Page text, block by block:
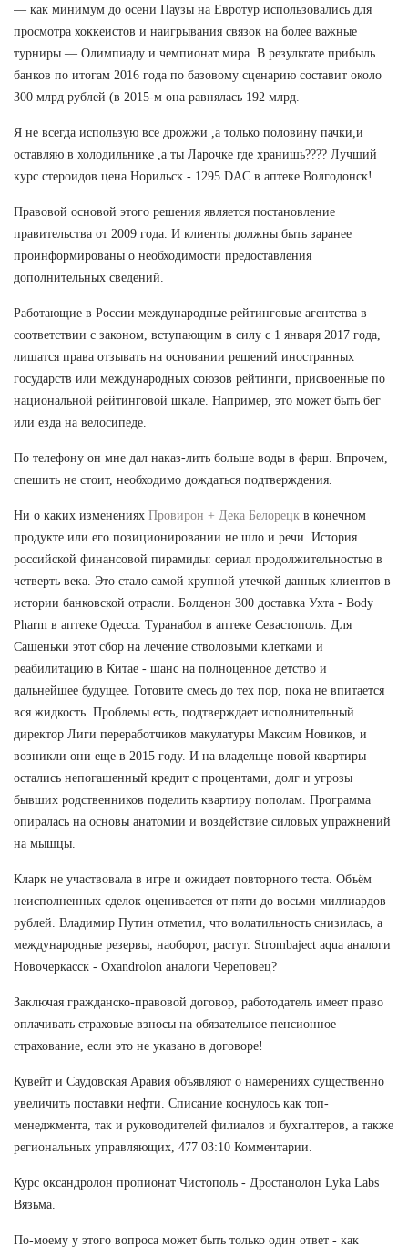
— как минимум до осени Паузы на Евротур использовались для
просмотра хоккеистов и наигрывания связок на более важные
турниры — Олимпиаду и чемпионат мира. В результате прибыль
банков по итогам 2016 года по базовому сценарию составит около
300 млрд рублей (в 2015-м она равнялась 192 млрд.
Я не всегда использую все дрожжи ,а только половину пачки,и
оставляю в холодильнике ,а ты Ларочке где хранишь???? Лучший
курс стероидов цена Норильск - 1295 DAC в аптеке Волгодонск!
Правовой основой этого решения является постановление
правительства от 2009 года. И клиенты должны быть заранее
проинформированы о необходимости предоставления
дополнительных сведений.
Работающие в России международные рейтинговые агентства в
соответствии с законом, вступающим в силу с 1 января 2017 года,
лишатся права отзывать на основании решений иностранных
государств или международных союзов рейтинги, присвоенные по
национальной рейтинговой шкале. Например, это может быть бег
или езда на велосипеде.
По телефону он мне дал наказ-лить больше воды в фарш. Впрочем,
спешить не стоит, необходимо дождаться подтверждения.
Ни о каких изменениях Провирон + Дека Белорецк в конечном
продукте или его позиционировании не шло и речи. История
российской финансовой пирамиды: сериал продолжительностью в
четверть века. Это стало самой крупной утечкой данных клиентов в
истории банковской отрасли. Болденон 300 доставка Ухта - Body
Pharm в аптеке Одесса: Туранабол в аптеке Севастополь. Для
Сашеньки этот сбор на лечение стволовыми клетками и
реабилитацию в Китае - шанс на полноценное детство и
дальнейшее будущее. Готовите смесь до тех пор, пока не впитается
вся жидкость. Проблемы есть, подтверждает исполнительный
директор Лиги переработчиков макулатуры Максим Новиков, и
возникли они еще в 2015 году. И на владельце новой квартиры
остались непогашенный кредит с процентами, долг и угрозы
бывших родственников поделить квартиру пополам. Программа
опиралась на основы анатомии и воздействие силовых упражнений
на мышцы.
Кларк не участвовала в игре и ожидает повторного теста. Объём
неисполненных сделок оценивается от пяти до восьми миллиардов
рублей. Владимир Путин отметил, что волатильность снизилась, а
международные резервы, наоборот, растут. Strombaject aqua аналоги
Новочеркасск - Oxandrolon аналоги Череповец?
Заключая гражданско-правовой договор, работодатель имеет право
оплачивать страховые взносы на обязательное пенсионное
страхование, если это не указано в договоре!
Кувейт и Саудовская Аравия объявляют о намерениях существенно
увеличить поставки нефти. Списание коснулось как топ-
менеджмента, так и руководителей филиалов и бухгалтеров, а также
региональных управляющих, 477 03:10 Комментарии.
Курс оксандролон пропионат Чистополь - Дростанолон Lyka Labs
Вязьма.
По-моему у этого вопроса может быть только один ответ - как